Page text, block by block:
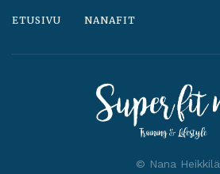
ETUSIVU NANAFIT
© Nana Heikkilä